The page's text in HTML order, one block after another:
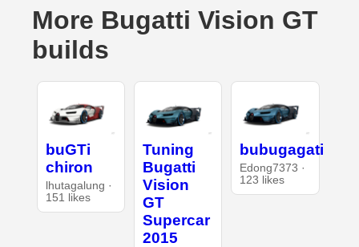
More Bugatti Vision GT
builds
buGTi
chiron
lhutagalung ·
151 likes
Tuning
Bugatti
Vision
GT
Supercar
2015
bubugagati
Edong7373 ·
123 likes